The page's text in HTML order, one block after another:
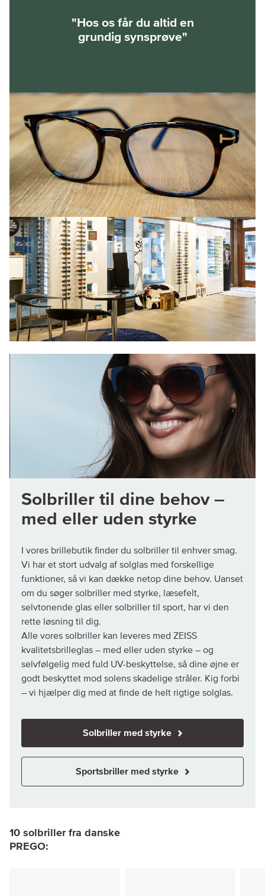
"Hos os får du altid en
grundig synsprøve"
Solbriller til dine behov –
med eller uden styrke
I vores brillebutik finder du solbriller til enhver smag.
Vi har et stort udvalg af solglas med forskellige
funktioner, så vi kan dække netop dine behov. Uanset
om du søger solbriller med styrke, læsefelt,
selvtonende glas eller solbriller til sport, har vi den
rette løsning til dig.
Alle vores solbriller kan leveres med ZEISS
kvalitetsbrilleglas – med eller uden styrke – og
selvfølgelig med fuld UV-beskyttelse, så dine øjne er
godt beskyttet mod solens skadelige stråler. Kig forbi
– vi hjælper dig med at finde de helt rigtige solglas.
Solbriller med styrke
Sportsbriller med styrke
10 solbriller fra danske
PREGO: